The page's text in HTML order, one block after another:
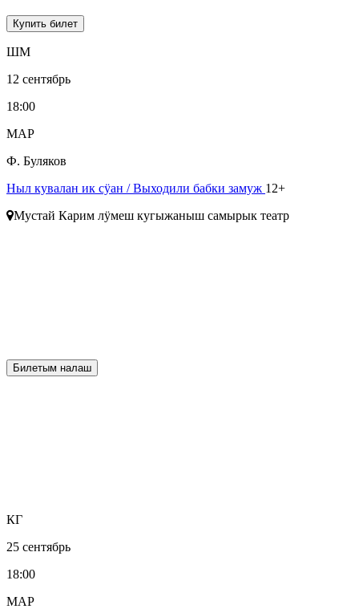
Купить билет
ШМ
12 сентябрь
18:00
МАР
Ф. Буляков
Ныл кувалан ик сӱан / Выходили бабки замуж 12+
Мустай Карим лӱмеш кугыжаныш самырык театр
Билетым налаш
КГ
25 сентябрь
18:00
МАР